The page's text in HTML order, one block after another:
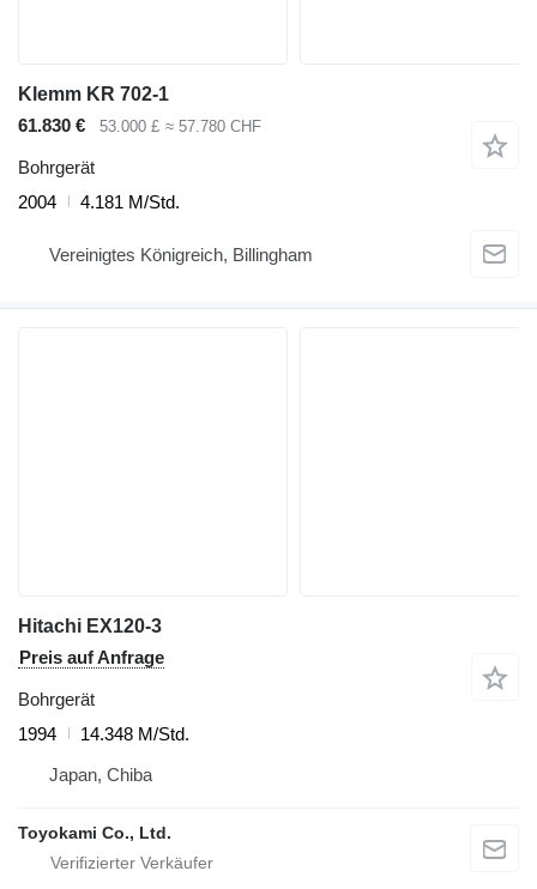
Klemm KR 702-1
61.830 €
53.000 £ ≈ 57.780 CHF
Bohrgerät
2004
4.181 M/Std.
Vereinigtes Königreich, Billingham
Hitachi EX120-3
Preis auf Anfrage
Bohrgerät
1994
14.348 M/Std.
Japan, Chiba
Toyokami Co., Ltd.